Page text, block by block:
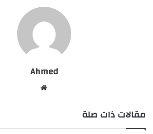
Ahmed
مقالات ذات صلة